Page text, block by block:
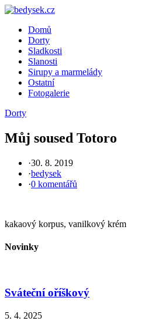
Skip
contentDomů
Dorty
Sladkosti
Slanosti
Sirupy a marmelády
Ostatní
Fotogalerie
Dorty
Můj soused Totoro
·30. 8. 2019
·bedysek
·0 komentářů
kakaový korpus, vanilkový krém
Novinky
Sváteční oříškový
5. 4. 2025